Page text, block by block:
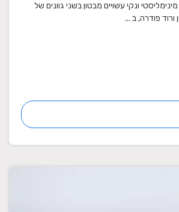
ונקי עשויים מבטון בשני גוונים של
ורוד פודרה, ב ...